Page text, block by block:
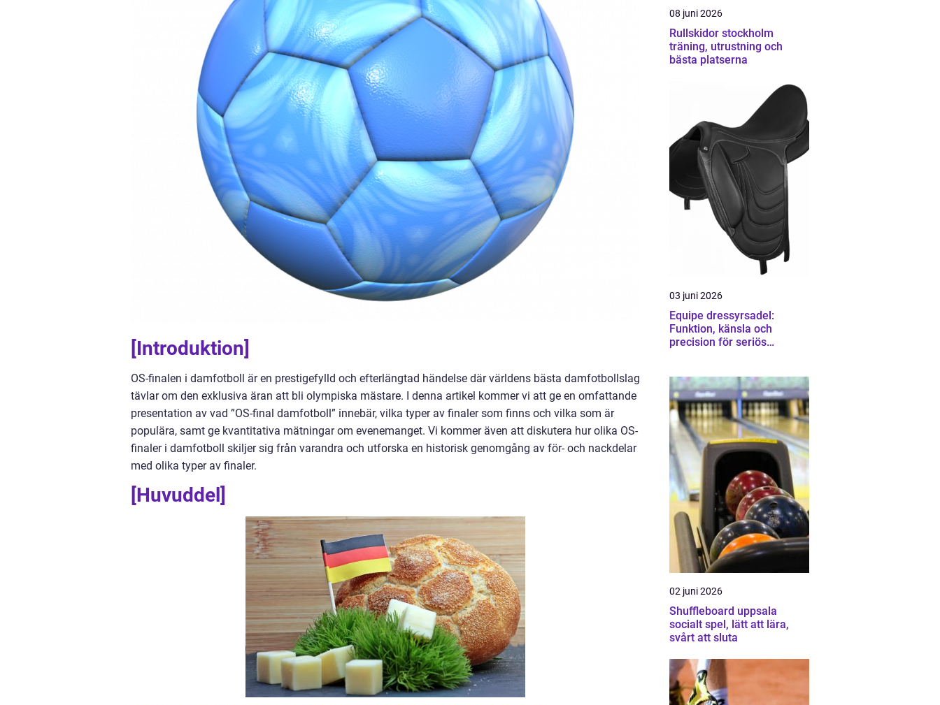
[Introduktion]
OS-finalen i damfotboll är en prestigefylld och efterlängtad händelse där världens bästa damfotbollslag
tävlar om den exklusiva äran att bli olympiska mästare. I denna artikel kommer vi att ge en omfattande
presentation av vad ”OS-final damfotboll” innebär, vilka typer av finaler som finns och vilka som är
populära, samt ge kvantitativa mätningar om evenemanget. Vi kommer även att diskutera hur olika OS-
finaler i damfotboll skiljer sig från varandra och utforska en historisk genomgång av för- och nackdelar
med olika typer av finaler.
[Huvuddel]
08 juni 2026
Rullskidor stockholm
träning, utrustning och
bästa platserna
03 juni 2026
Equipe dressyrsadel:
Funktion, känsla och
precision för seriös
02 juni 2026
Shuffleboard uppsala
socialt spel, lätt att lära,
svårt att sluta